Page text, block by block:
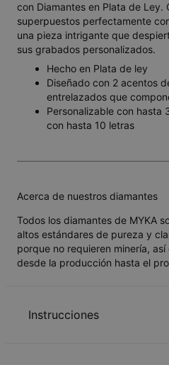
con Diamantes en Plata de Ley.
superpuestos perfectamente
una pieza intrigante que
sus grabados personalizados.
Hecho en Plata de ley
Diseñado con 2 acentos
entrelazados que
Personalizable con hasta
con hasta 10 letras
Acerca de nuestros diamantes
Todos los diamantes de MYKA
altos estándares de pureza y
porque no requieren minería,
desde la producción hasta el
Instrucciones